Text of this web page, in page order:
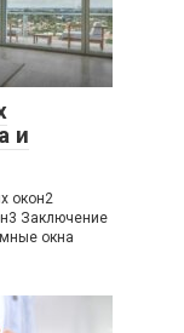
и
окон2
Заключение
окна